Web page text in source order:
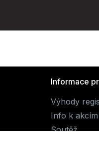
Informace
Výhody
Info k akcím
Soutěž